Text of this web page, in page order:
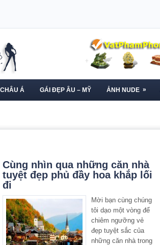
Á GÁI ĐẸP ÂU – MỸ ẢNH NUDE »
Cùng nhìn qua những căn nhà
tuyệt đẹp phủ đầy hoa khắp lối
đi
Mời bạn cùng chúng
tôi dạo một vòng để
chiêm ngưỡng vẻ
đẹp tuyệt sắc của
những căn nhà trong